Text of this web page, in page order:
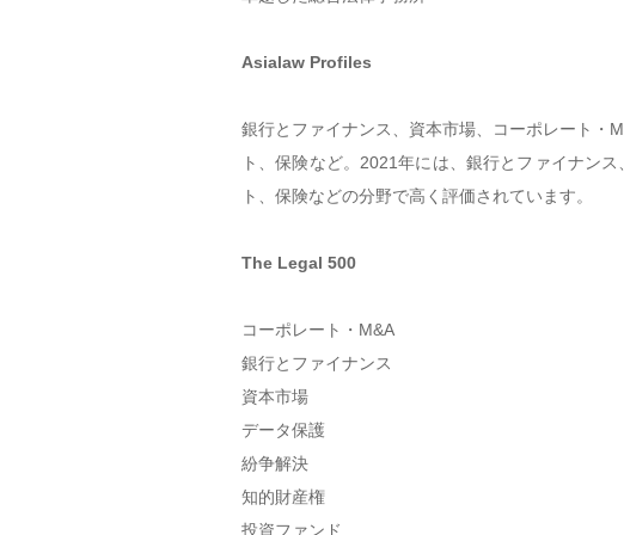
Asialaw Profiles
銀行とファイナンス、資本市場、コーポレート・
ト、保険など。2021年には、銀行とファイナン
ト、保険などの分野で高く評価されています。
The Legal 500
コーポレート・M&A
銀行とファイナンス
資本市場
データ保護
紛争解決
知的財産権
投資ファンド